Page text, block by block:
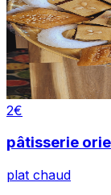
2€
pâtisserie
plat chaud